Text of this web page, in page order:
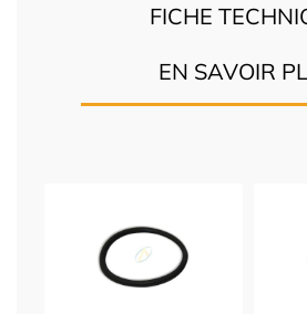
FICHE
EN SAVOIR